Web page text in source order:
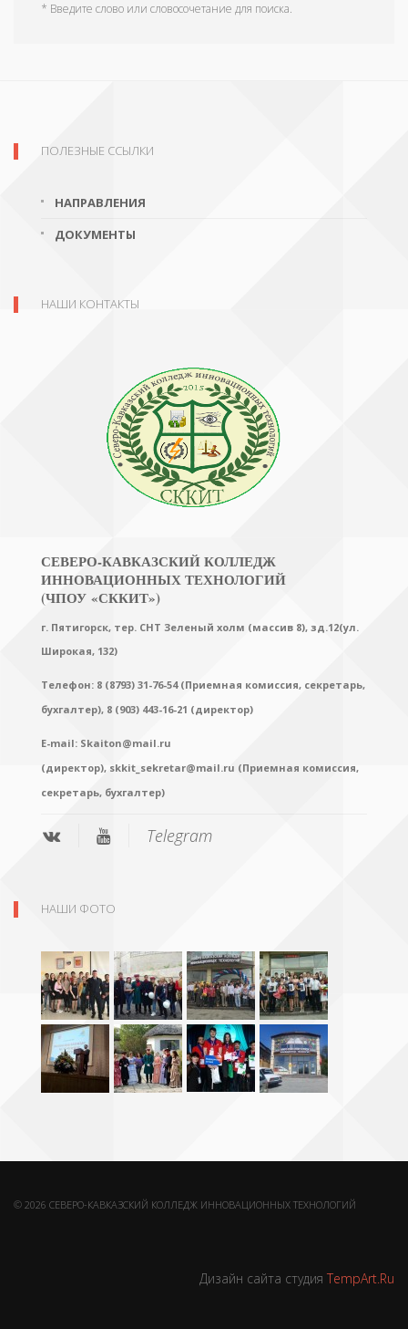
* Введите слово или словосочетание для поиска.
ПОЛЕЗНЫЕ ССЫЛКИ
НАПРАВЛЕНИЯ
ДОКУМЕНТЫ
НАШИ КОНТАКТЫ
СЕВЕРО-КАВКАЗСКИЙ КОЛЛЕДЖ
ИННОВАЦИОННЫХ ТЕХНОЛОГИЙ
(ЧПОУ «СККИТ»)
г. Пятигорск, тер. СНТ Зеленый холм (массив 8), зд.12(ул.
Широкая, 132)
Телефон: 8 (8793) 31-76-54 (Приемная комиссия, секретарь,
бухгалтер), 8 (903) 443-16-21 (директор)
E-mail: Skaiton@mail.ru
(директор), skkit_sekretar@mail.ru (Приемная комиссия,
секретарь, бухгалтер)
Telegram
НАШИ ФОТО
© 2026 СЕВЕРО-КАВКАЗСКИЙ КОЛЛЕДЖ ИННОВАЦИОННЫХ ТЕХНОЛОГИЙ
Дизайн сайта студия TempArt.Ru